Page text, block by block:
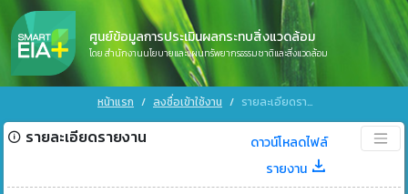
ศูนย์ข้อมูลการประเมินผลกระทบสิ่งแวดล้อม
โดย สำนักงานนโยบายและแผนทรัพยากรธรรมชาติและสิ่งแวดล้อม
หน้าแรก ลงชื่อเข้าใช้งาน รายละเอียดรายงาน
รายละเอียดรายงาน
ดาวน์โหลดไฟล์
รายงาน